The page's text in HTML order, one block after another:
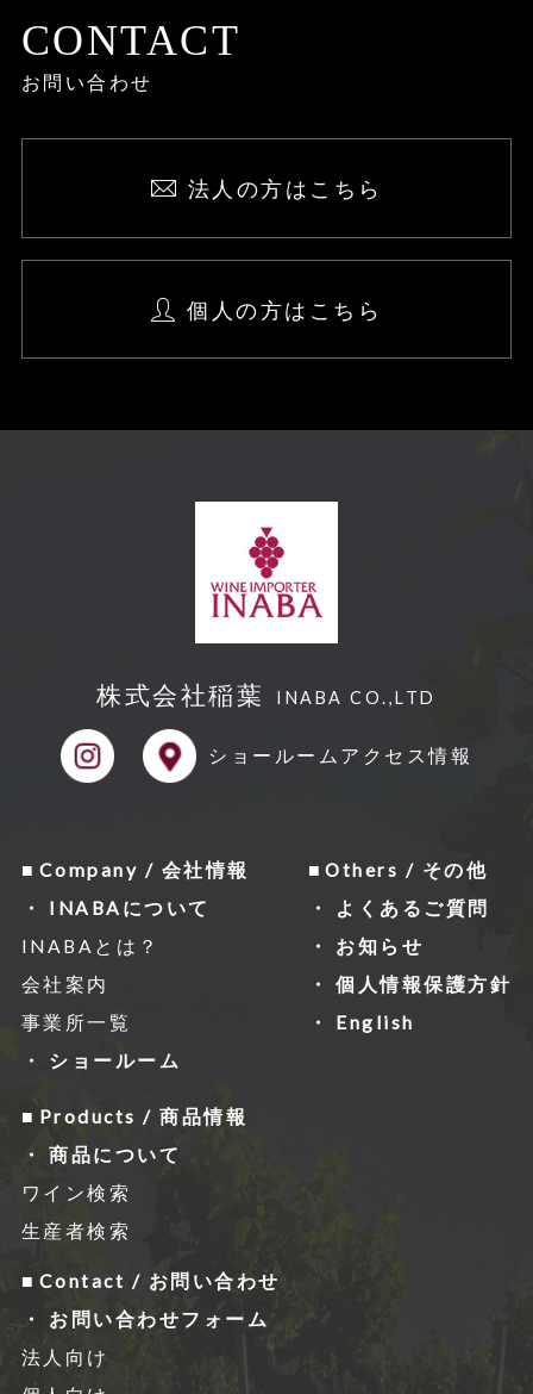
情報が漏洩しないよう対策を講じ、従
業員だけでなく委託業者も監督します。
国内外を問わず、法令により認められ
三者に情報を提供しません。
公開された個人情報が事実と異なる場
合、訂正や削除に応じます
【Googleアナリティクスの使⽤につい
供、またユーザビリティの向上のため、
Googleアナリティクスを使⽤し、当サ
イトの利⽤状況などのデータ収集及び解
レスなどの情報を収集する場合がありま
すが、「Cookie」で収集される情報は個
⼈を特定できるものではありません。
収集されたデータはGoogleのプライバ
シーポリシーにおいて管理されます。
なお、当サイトのご利⽤をもって、上述
イトが⾏うデータ処理に関し、お客様に
ご承諾いただいたものとみなします。
Googleのプライバシーポリシー
es/privacy/
https://www.google.com/intl/ja/poli
cies/privacy/partners/
CONTACT
お問い合わせ
法人の方はこちら
個人の方はこちら
株式会社稲葉 INABA CO.,LTD
ショールーム アクセス情報
Company / 会社情報
INABAについて
INABAとは？
会社案内
事業所一覧
ショールーム
Products / 商品情報
商品について
ワイン検索
生産者検索
Others / その他
よくあるご質問
お知らせ
個人情報保護方針
English
Contact / お問い合わせ
お問い合わせフォーム
法人向け